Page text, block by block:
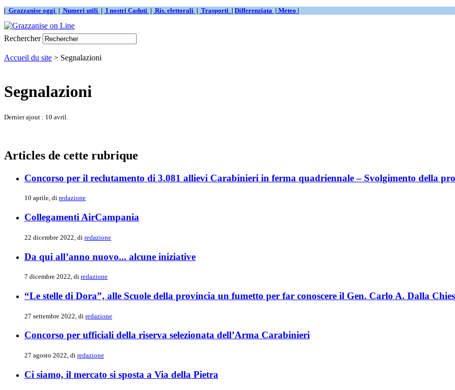
| Grazzanise oggi | Numeri utili | I nostri Caduti | Ris. elettorali | Trasporti | Differenziata | Meteo |
Rechercher
Accueil du site > Segnalazioni
Segnalazioni
Dernier ajout : 10 avril.
Articles de cette rubrique
Concorso per il reclutamento di 3.081 allievi Carabinieri in ferma quadriennale – Svolgimento della
10 aprile, di redazione
Collegamenti AirCampania
22 dicembre 2022, di redazione
Da qui all’anno nuovo... alcune iniziative
7 dicembre 2022, di redazione
“Le stelle di Dora”, alle Scuole della provincia un fumetto per far conoscere il Gen. Carlo A. Dalla
27 settembre 2022, di redazione
Concorso per ufficiali della riserva selezionata dell’Arma Carabinieri
27 agosto 2022, di redazione
Ci siamo, il mercato si sposta a Via della Pietra